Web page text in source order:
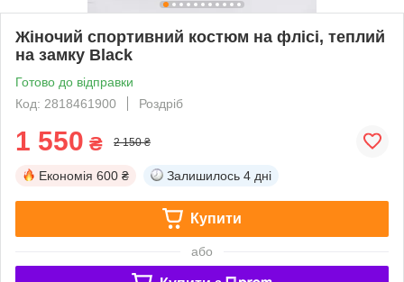
Жіночий спортивний костюм на флісі, теплий
на замку Black
Готово до відправки
Код: 2818461900
Роздріб
1 550 ₴ 2 150 ₴
Економія 600 ₴ Залишилось 4 дні
Купити
або